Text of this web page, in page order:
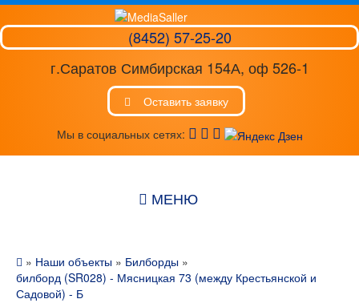
(8452) 57-25-20
г.Саратов Симбирская 154А, оф 526-1
Оставить заявку
Мы в социальных сетях:
МЕНЮ
» Наши объекты » Билборды »
билборд (SR028) - Мясницкая 73 (между Крестьянской и
Садовой) - Б